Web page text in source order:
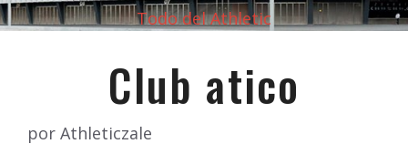
Todo del Athletic
Club atico
por Athleticzale